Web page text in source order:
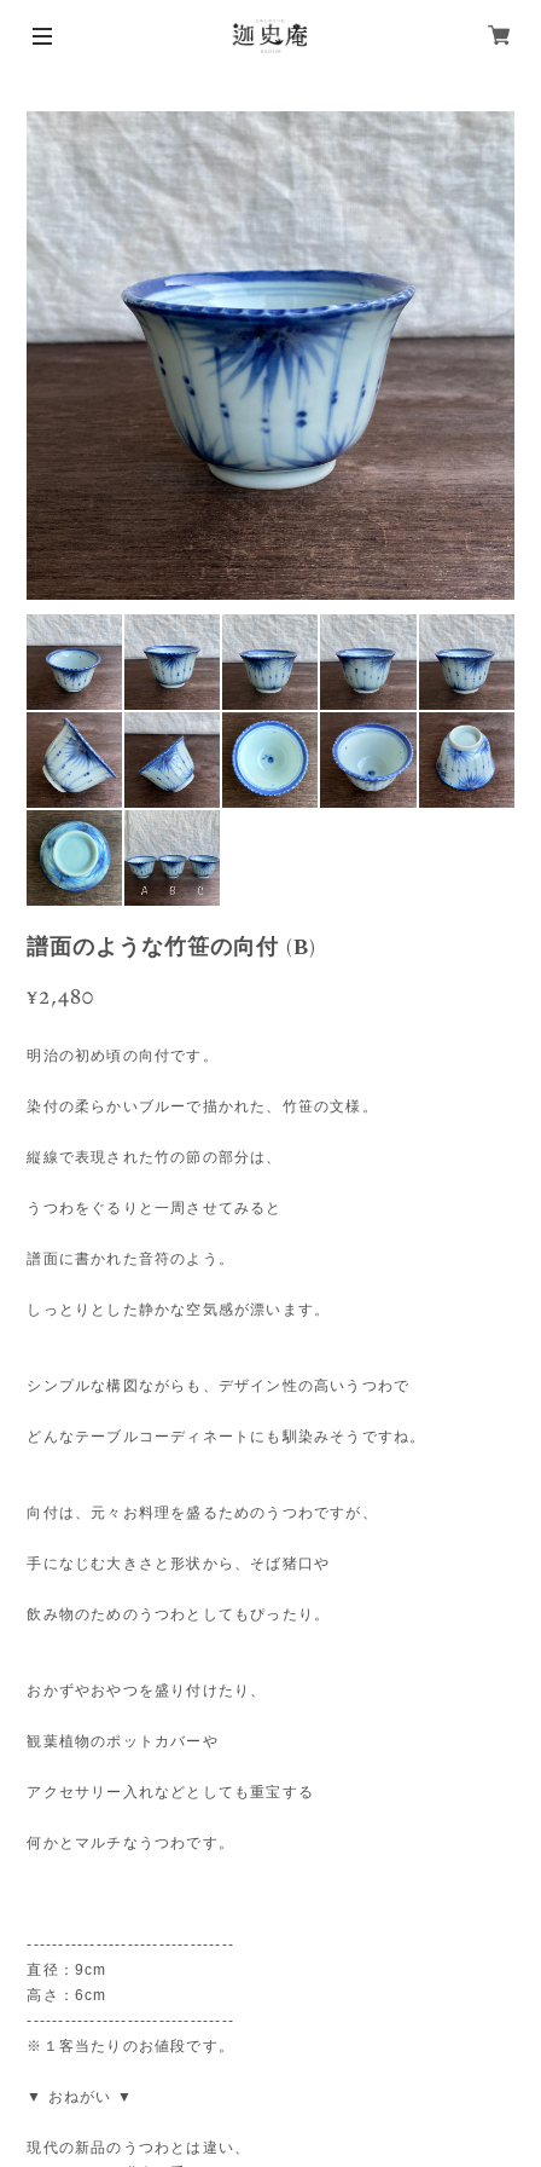
譜面のような竹笹の向付 (B)
¥2,480
明治の初め頃の向付です。
染付の柔らかいブルーで描かれた、竹笹の文様。
縦線で表現された竹の節の部分は、
うつわをぐるりと一周させてみると
譜面に書かれた音符のよう。
しっとりとした静かな空気感が漂います。
シンプルな構図ながらも、デザイン性の高いうつわで
どんなテーブルコーディネートにも馴染みそうですね。
向付は、元々お料理を盛るためのうつわですが、
手になじむ大きさと形状から、そば猪口や
飲み物のためのうつわとしてもぴったり。
おかずやおやつを盛り付けたり、
観葉植物のポットカバーや
アクセサリー入れなどとしても重宝する
何かとマルチなうつわです。
---------------------------------
直径：9cm
高さ：6cm
---------------------------------
※１客当たりのお値段です。
▼ おねがい ▼
現代の新品のうつわとは違い、